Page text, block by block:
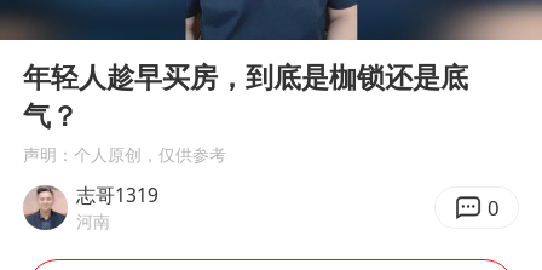
U17国足1分钟轰2球
“China Cool”成海外热词
把党建设得更加坚强有力
Play
01:03
年轻人趁早买房，到底是枷锁还是底
气？
声明：个人原创，仅供参考
志哥1319
河南 0